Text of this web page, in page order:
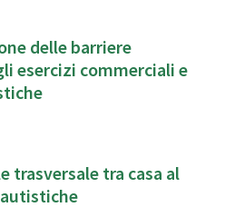
delle barriere
esercizi commerciali e
trasversale tra casa al